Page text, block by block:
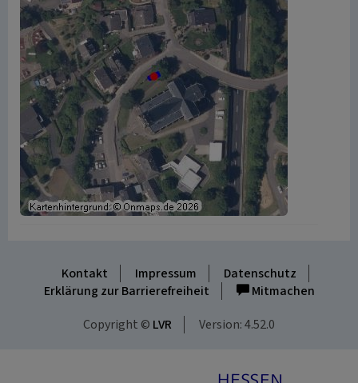
Kontakt Impressum
Datenschutz
Erklärung zur Barrierefreiheit
Mitmachen
Copyright © LVR Version: 4.52.0